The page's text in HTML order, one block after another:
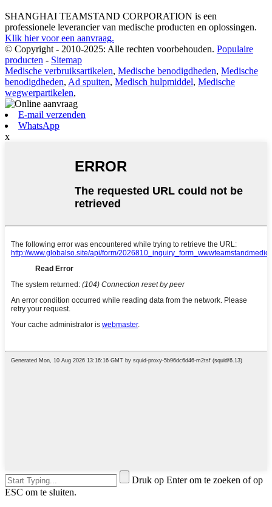
SHANGHAI TEAMSTAND CORPORATION is een
professionele leverancier van medische producten en oplossingen.
Klik hier voor een aanvraag.
© Copyright - 2010-2025: Alle rechten voorbehouden. Populaire
producten - Sitemap
Medische verbruiksartikelen, Medische benodigdheden, Medische
benodigdheden, Ad spuiten, Medisch hulpmiddel, Medische
wegwerpartikelen,
E-mail verzenden
WhatsApp
x
Druk op Enter om te zoeken of op
ESC om te sluiten.